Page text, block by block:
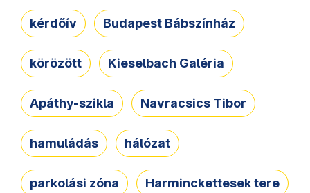
kérdőív Budapest Bábszínház
körözött Kieselbach Galéria
Apáthy-szikla Navracsics Tibor
hamuládás hálózat
parkolási zóna Harminckettesek tere